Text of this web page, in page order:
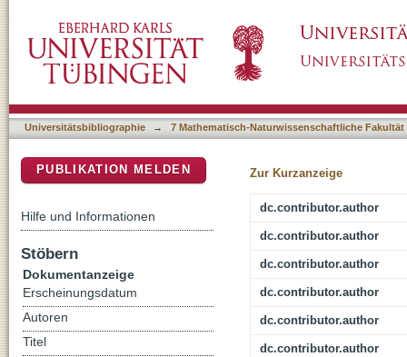
Universitätsbibliographie → 7 Mathematisch-Naturwissenschaftliche Fakultät
Zur Kurzanzeige
dc.contributor.author
dc.contributor.author
dc.contributor.author
dc.contributor.author
dc.contributor.author
dc.contributor.author
PUBLIKATION MELDEN
Hilfe und Informationen
Stöbern
Dokumentanzeige
Erscheinungsdatum
Autoren
Titel